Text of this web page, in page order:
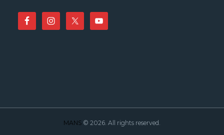
MANS © 2026. All rights reserved.